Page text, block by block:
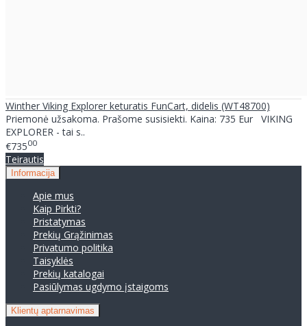
Winther Viking Explorer keturatis FunCart, didelis (WT48700)
Priemonė užsakoma. Prašome susisiekti. Kaina: 735 Eur VIKING
EXPLORER - tai s..
€73500
Teirautis
Informacija
Apie mus
Kaip Pirkti?
Pristatymas
Prekių Grąžinimas
Privatumo politika
Taisyklės
Prekių katalogai
Pasiūlymas ugdymo įstaigoms
Klientų aptarnavimas